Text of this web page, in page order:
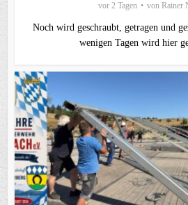
vor 2 Tagen von Rainer
Noch wird geschraubt, getragen und
wenigen Tagen wird hier